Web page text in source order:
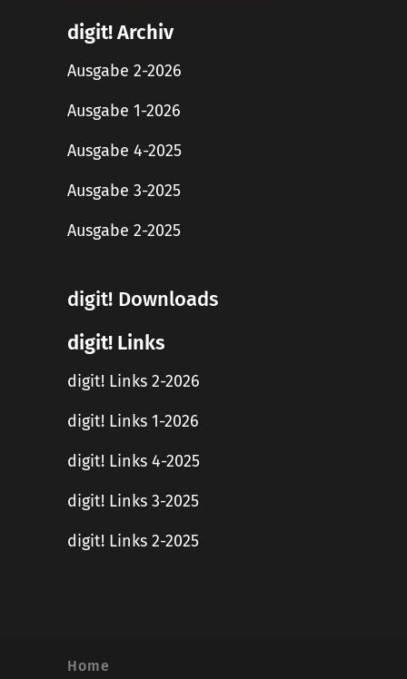
digit! Archiv
Ausgabe 2-2026
Ausgabe 1-2026
Ausgabe 4-2025
Ausgabe 3-2025
Ausgabe 2-2025
digit! Downloads
digit! Links
digit! Links 2-2026
digit! Links 1-2026
digit! Links 4-2025
digit! Links 3-2025
digit! Links 2-2025
Home